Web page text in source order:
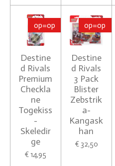
op=op
Destine
d Rivals
Premium
Checkla
ne
Togekiss
-
Skeledir
ge
€ 14,95
op=op
Destine
d Rivals
3 Pack
Blister
Zebstrik
a-
Kangask
han
€ 32,50